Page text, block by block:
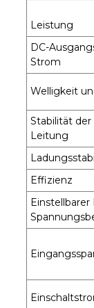
Leistung
DC-
Strom
Welligkeit
Stabilität
Leitung
Effizienz
Einstellbarer